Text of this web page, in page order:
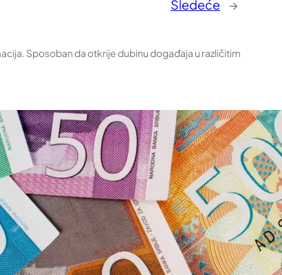
Sledeće →
Sposoban da otkrije dubinu događaja u različitim